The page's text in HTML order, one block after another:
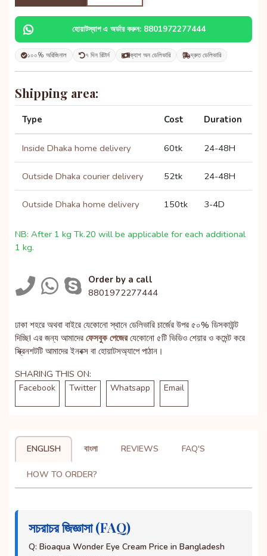
হোয়াটস্যাপ এ অর্ডার করুন: 8801972277444
১০০% অরিজিনাল ৭ দিন রিটার্ন ক্যাশ অন ডেলিভারি দ্রুত ডেলিভারি
Shipping area:
Type Cost Duration
Inside Dhaka home delivery 60tk 24-48H
Outside Dhaka courier delivery 52tk 24-48H
Outside Dhaka home delivery 150tk 3-4D
NB: After 1 kg Tk.20 will be applicable for each additional
1 kg.
Order by a call
8801972277444
ঢাকা শহরে অথবা বাইরে যেকোনো স্থানে ডেলিভারি চার্জের উপর ৫০% ডিসকাউন্ট
দিচ্ছি! এর জন্য আমাদের ফেসবুক পেজেরযেকোনো ৫টি ভিডিও শেয়ার ও কমেন্ট করে
স্ক্রিনশটটি আমাদের ইনবক্স বা হোয়াটসঅ্যাপে পাঠান।
SHARING THIS ON:
Facebook Twitter Whatsapp Email
ENGLISH বাংলা REVIEWS FAQ'S
HOW TO ORDER?
সচরাচর জিজ্ঞাসা (FAQ)
Q: Bioaqua Wonder Eye Cream Price in Bangladesh